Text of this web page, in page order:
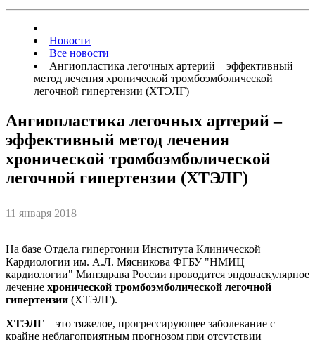
Новости
Все новости
Ангиопластика легочных артерий – эффективный
метод лечения хронической тромбоэмболической
легочной гипертензии (ХТЭЛГ)
Ангиопластика легочных артерий –
эффективный метод лечения
хронической тромбоэмболической
легочной гипертензии (ХТЭЛГ)
11 января 2018
На базе Отдела гипертонии Института Клинической
Кардиологии им. А.Л. Мясникова ФГБУ "НМИЦ
кардиологии" Минздрава России проводится эндоваскулярное
лечение хронической тромбоэмболической легочной
гипертензии (ХТЭЛГ).
ХТЭЛГ – это тяжелое, прогрессирующее заболевание с
крайне неблагоприятным прогнозом при отсутствии